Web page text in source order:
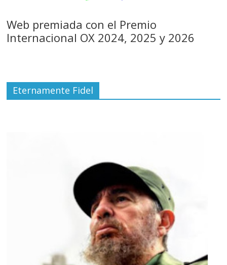
Web premiada con el Premio
Internacional OX 2024, 2025 y 2026
Eternamente Fidel